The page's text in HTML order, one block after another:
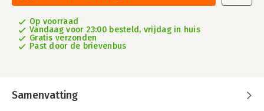
Op voorraad
Vandaag voor 23:00 besteld, vrijdag in huis
Gratis verzonden
Past door de brievenbus
Samenvatting